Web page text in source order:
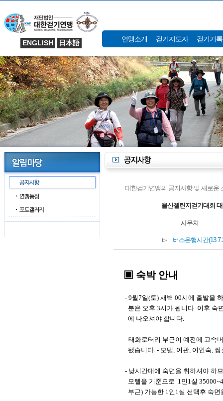
ENGLISH 日本語 연맹소개 걷기지도자 걷기기
대한걷기연맹의 공지사항 및 새로운
울산첼린지걷기대회
사무처
버스운행시간
▣ 숙박 안내
- 9월7일(토) 새벽 00시에 출발을
분은 오후 3시가 됩니다. 이후 숙
에 나오셔야 합니다.
- 태화로터리 부근이 예전에 고속
됐습니다. - 모텔, 여관, 여인숙, 찜
- 낮시간대에 숙면을 취하셔야 하
모텔을 기준으로 1인1실
부근) 가능한 1인1실 선택후 숙